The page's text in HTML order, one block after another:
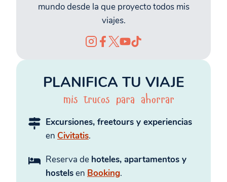
mundo desde la que proyecto todos mis
viajes.
PLANIFICA TU VIAJE
mis trucos para ahorrar
Excursiones, freetours y experiencias
en Civitatis.
Reserva de hoteles, apartamentos y
hostelsen Booking.